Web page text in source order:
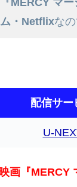
『MERCY マ
ム・Netflixな
配信サー
U-
映画『MERCY